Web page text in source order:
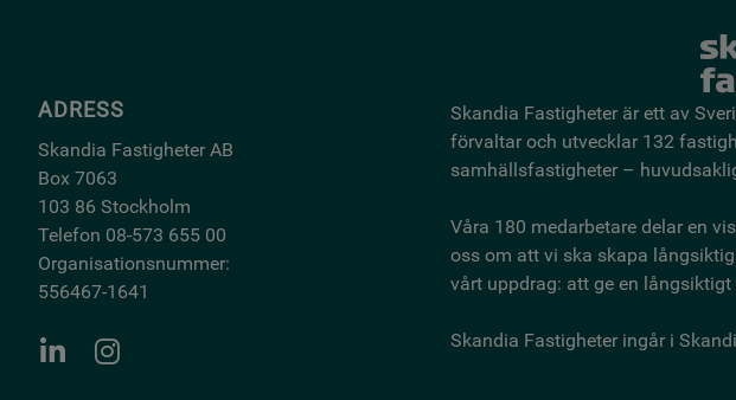
ADRESS
Skandia Fastigheter AB
Box 7063
103 86 Stockholm
Telefon 08-573 655 00
Organisationsnummer:
556467-1641
Skandia Fastigheter är ett av
förvaltar och utvecklar 132
samhällsfastigheter –
Våra 180 medarbetare delar en
oss om att vi ska skapa
vårt uppdrag: att ge en
Skandia Fastigheter ingår i